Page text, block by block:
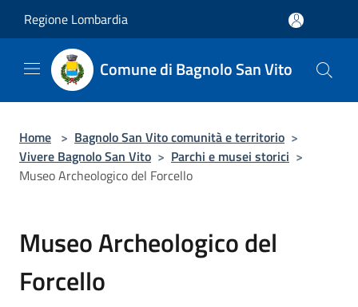
Regione Lombardia
Comune di Bagnolo San Vito
Home > Bagnolo San Vito comunità e territorio >
Vivere Bagnolo San Vito > Parchi e musei storici >
Museo Archeologico del Forcello
Museo Archeologico del
Forcello